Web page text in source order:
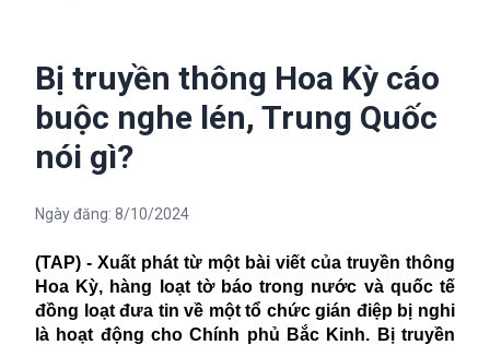
Bị truyền thông Hoa Kỳ cáo
buộc nghe lén, Trung Quốc
nói gì?
Ngày đăng: 8/10/2024
(TAP) - Xuất phát từ một bài viết của truyền thông
Hoa Kỳ, hàng loạt tờ báo trong nước và quốc tế
đồng loạt đưa tin về một tổ chức gián điệp bị nghi
là hoạt động cho Chính phủ Bắc Kinh. Bị truyền